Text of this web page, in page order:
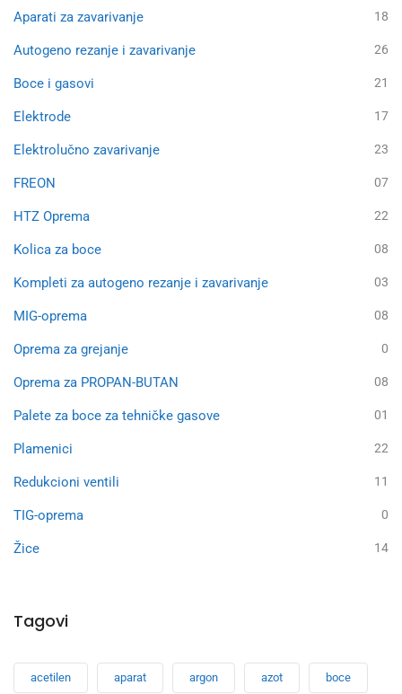
Aparati za zavarivanje 18
Autogeno rezanje i zavarivanje 26
Boce i gasovi 21
Elektrode 17
Elektrolučno zavarivanje 23
FREON 07
HTZ Oprema 22
Kolica za boce 08
Kompleti za autogeno rezanje i zavarivanje 03
MIG-oprema 08
Oprema za grejanje 0
Oprema za PROPAN-BUTAN 08
Palete za boce za tehničke gasove 01
Plamenici 22
Redukcioni ventili 11
TIG-oprema 0
Žice 14
Tagovi
acetilen aparat argon azot boce